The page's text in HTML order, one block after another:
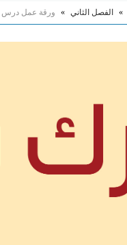
» الفصل الثاني » ورقة عمل درس